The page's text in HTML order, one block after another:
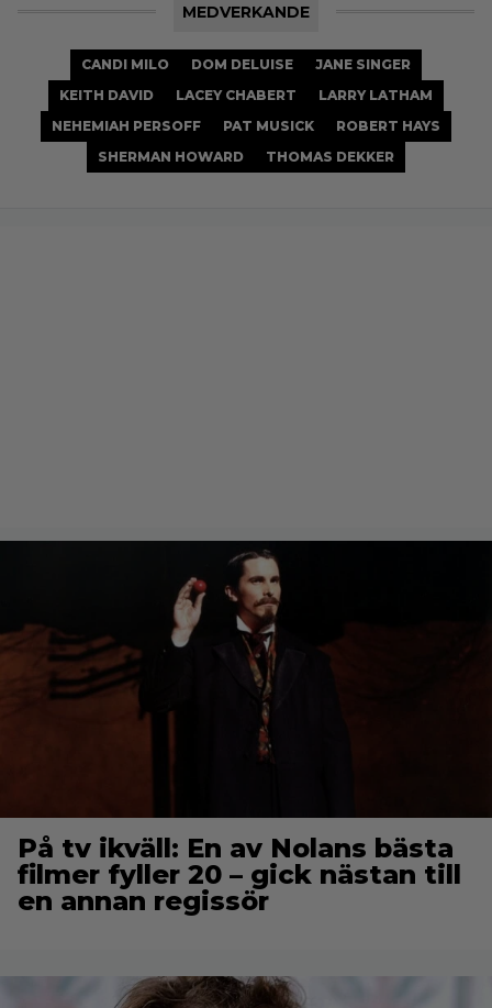
MEDVERKANDE
CANDI MILO DOM DELUISE
JANE SINGER
KEITH DAVID
LACEY CHABERT
LARRY LATHAM
NEHEMIAH PERSOFF
PAT MUSICK
ROBERT HAYS
SHERMAN HOWARD
THOMAS DEKKER
På tv ikväll: En av Nolans bästa
filmer fyller 20 – gick nästan till
en annan regissör